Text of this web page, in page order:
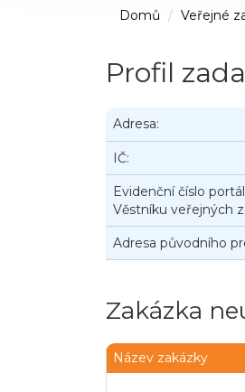
Domů Veřejné
Profil
Adresa:
IČ:
Evidenční číslo
Věstníku veřejných
Adresa původního
Zakázka
Název zakázky